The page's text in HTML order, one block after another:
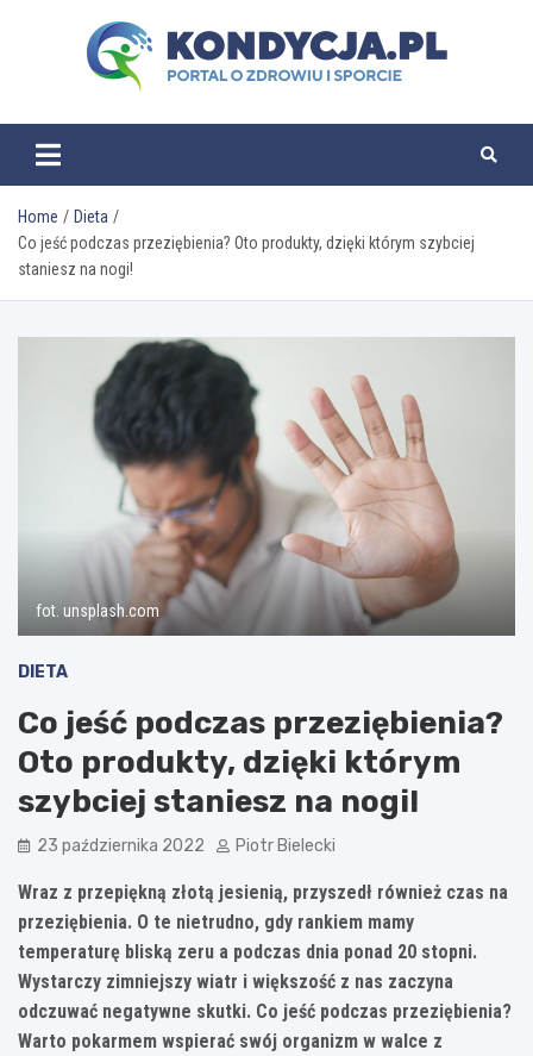
kondycja.pl
Home
Dieta
Co jeść podczas przeziębienia? Oto produkty, dzięki którym szybciej
staniesz na nogi!
fot. unsplash.com
DIETA
Co jeść podczas przeziębienia?
Oto produkty, dzięki którym
szybciej staniesz na nogi!
23 października 2022 Piotr Bielecki
Wraz z przepiękną złotą jesienią, przyszedł również czas na
przeziębienia. O te nietrudno, gdy rankiem mamy
temperaturę bliską zeru a podczas dnia ponad 20 stopni.
Wystarczy zimniejszy wiatr i większość z nas zaczyna
odczuwać negatywne skutki. Co jeść podczas przeziębienia?
Warto pokarmem wspierać swój organizm w walce z